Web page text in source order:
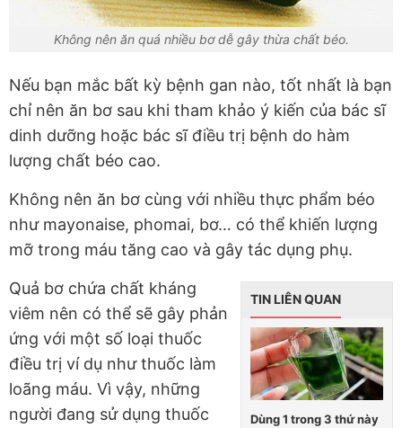
Không nên ăn quá nhiều bơ dễ gây thừa chất béo.
Nếu bạn mắc bất kỳ bệnh gan nào, tốt nhất là bạn
chỉ nên ăn bơ sau khi tham khảo ý kiến của bác sĩ
dinh dưỡng hoặc bác sĩ điều trị bệnh do hàm
lượng chất béo cao.
Không nên ăn bơ cùng với nhiều thực phẩm béo
như mayonaise, phomai, bơ… có thể khiến lượng
mỡ trong máu tăng cao và gây tác dụng phụ.
TIN LIÊN QUAN
Dùng 1 trong 3 thứ này
Quả bơ chứa chất kháng
viêm nên có thể sẽ gây phản
ứng với một số loại thuốc
điều trị ví dụ như thuốc làm
loãng máu. Vì vậy, những
người đang sử dụng thuốc